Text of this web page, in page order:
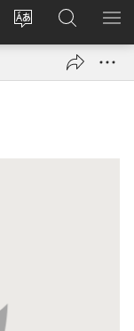
ဝ
Log
in
င့်
JW.ORG
ရှာ